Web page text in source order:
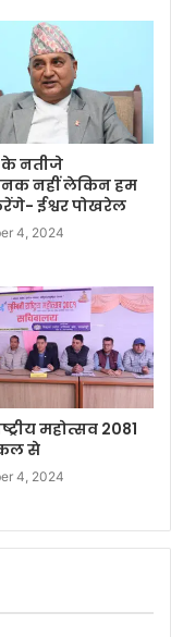
के नतीजे
नहीं लेकिन हम
ईश्वर पोखरेल
4, 2024
महोत्सव 2081
से
4, 2024